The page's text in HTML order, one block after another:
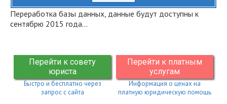
Переработка базы данных, данные будут доступны к
сентябрю 2015 года...
Перейти к совету
юриста
Перейти к платным
услугам
Быстро и бесплатно через
запрос с сайта
Информация о ценах на
платную юридическую помощь